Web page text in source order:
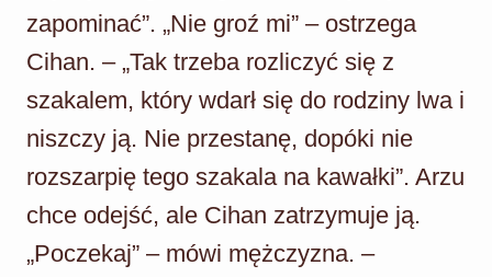
zapominać”. „Nie groź mi” – ostrzega
Cihan. – „Tak trzeba rozliczyć się z
szakalem, który wdarł się do rodziny lwa i
niszczy ją. Nie przestanę, dopóki nie
rozszarpię tego szakala na kawałki”. Arzu
chce odejść, ale Cihan zatrzymuje ją.
„Poczekaj” – mówi mężczyzna. –